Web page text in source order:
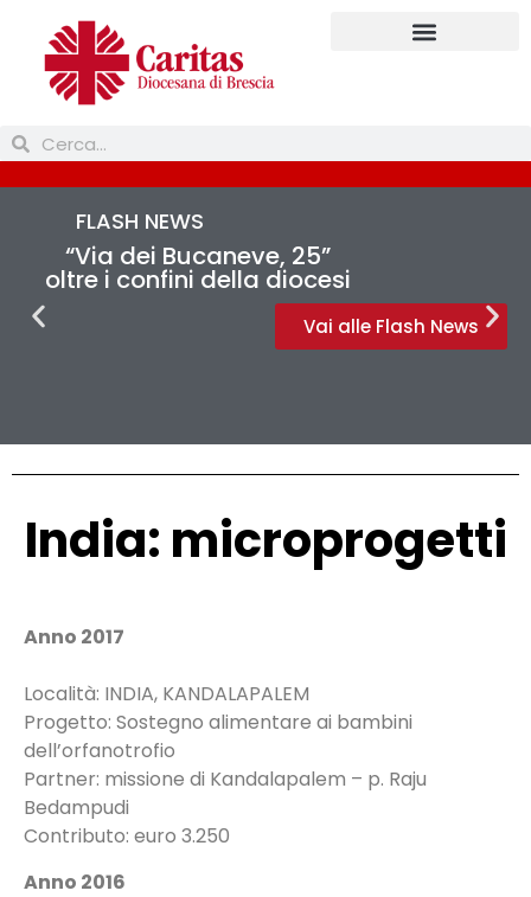
FLASH NEWS
“Via dei Bucaneve, 25”
oltre i confini della diocesi
Vai alle Flash News
India: microprogetti
Anno 2017
Località: INDIA, KANDALAPALEM
Progetto: Sostegno alimentare ai bambini
dell’orfanotrofio
Partner: missione di Kandalapalem – p. Raju
Bedampudi
Contributo: euro 3.250
Anno 2016